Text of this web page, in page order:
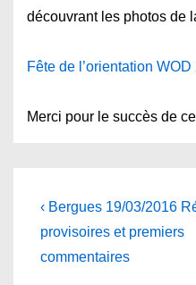
découvrant les photos de
Fête de l’orientation
Merci pour le succès de
Navigation
de
l’article
Previous
Post
is
‹ Bergues 19/03/2016
provisoires et premiers
commentaires